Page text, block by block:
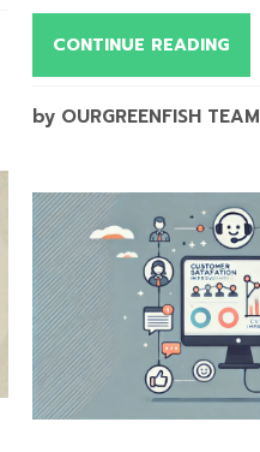
CONTINUE READING
by OURGREENFISH TEAM